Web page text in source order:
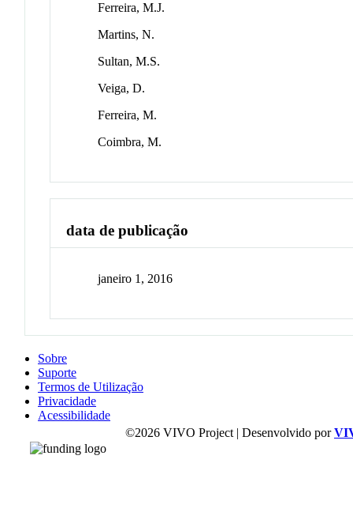
Ferreira, M.J.
Martins, N.
Sultan, M.S.
Veiga, D.
Ferreira, M.
Coimbra, M.
data de publicação
janeiro 1, 2016
Sobre
Suporte
Termos de Utilização
Privacidade
Acessibilidade
©2026 VIVO Project | Desenvolvido por